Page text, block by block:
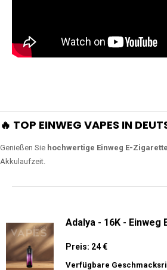
🔥 TOP EINWEG VAPES IN
Genießen Sie hochwertige Einweg E-
Akkulaufzeit.
Adalya - 16K -
Preis: 24 €
Verfügbare